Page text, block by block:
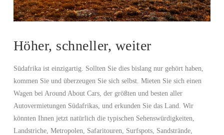
Höher, schneller, weiter
Südafrika ist einzigartig. Sollten Sie dies bislang nur gehört haben,
kommen Sie und überzeugen Sie sich selbst. Mieten Sie sich einen
Wagen bei Around About Cars, der größten und besten aller
Autovermietungen Südafrikas, und erkunden Sie das Land. Wir
könnten Ihnen jetzt natürlich die typischen Sehenswürdigkeiten,
Landstriche, Metropolen, Safaritouren, Surfspots, Sandstrände,